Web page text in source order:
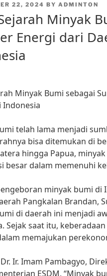
22, 2024 BY ADMINTON
Minyak
Energi dari
Minyak Bumi sebagai
Indonesia
telah lama menjadi
bisa ditemukan di
hingga Papua,
besar dalam memenuhi
minyak bumi di
Pangkalan Brandan,
di daerah ini menjadi
Sejak saat itu,
memajukan
Ir. Imam Pambagyo,
ESDM, “Minyak